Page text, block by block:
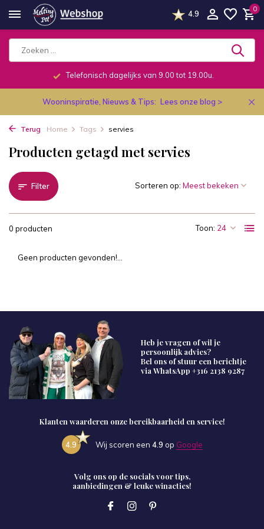
4.9
0
Telefonisch dagelijks van 9.00 tot 19.00u.
Wooninspiratie, Nieuws & Tips: Lees onze blog >
Terug Home Tags servies
Producten getagd met servies
Filter
0 producten Toon:
Sorteren op:
Geen producten gevonden!...
Heb je vragen of wil je
persoonlijk advies?
Bel ons of stuur een berichtje
via WhatsApp +316 2138 9287
Klanten waarderen onze bereikbaarheid en service!
4.9 Wij scoren een 4.9 op Google
Volg ons op de socials voor tips,
aanbiedingen & leuke winacties!